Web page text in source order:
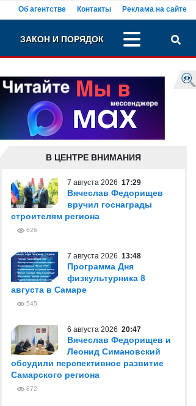
Об агентстве Контакты Реклама на сайте
ЗАКОН И ПОРЯДОК
В ЦЕНТРЕ ВНИМАНИЯ
7 августа 2026 17:29
Вячеслав Федорищев
вручил госнаграды
строителям региона
626
7 августа 2026 13:48
Программа Дня
физкультурника 8
августа в Самаре
545
6 августа 2026 20:47
Вячеслав Федорищев и
Леонид Симановский
обсудили перспективное развитие
Самарского региона
872